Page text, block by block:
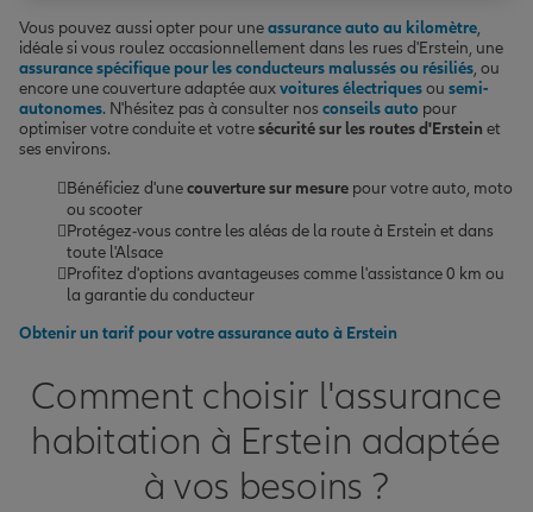
Vous pouvez aussi opter pour uneassurance auto au kilomètre,
idéale si vous roulez occasionnellement dans les rues d'Erstein, une
assurance spécifique pour les conducteurs malussés ou résiliés, ou
encore une couverture adaptée auxvoitures électriquesou semi-
autonomes. N'hésitez pas à consulter nos conseils auto pour
optimiser votre conduite et votresécurité sur les routes d'Erstein et
ses environs.
Bénéficiez d'unecouverture sur mesure pour votre auto, moto
ou scooter
Protégez-vous contre les aléas de la route à Erstein et dans
toute l'Alsace
Profitez d'options avantageuses comme l'assistance 0 km ou
la garantie du conducteur
Obtenir un tarif pour votre assurance auto à Erstein
Comment choisir l'assurance
habitation à Erstein adaptée
à vos besoins ?